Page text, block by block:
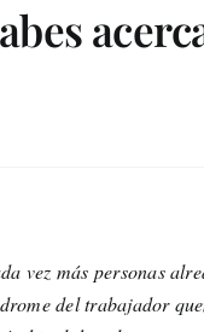
vez más personas
del trabajador